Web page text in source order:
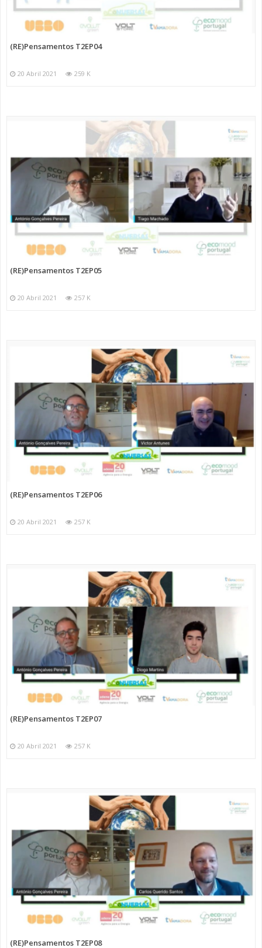
(RE)Pensamentos T2EP04
20 Abril 2021 259 K
(RE)Pensamentos T2EP05
20 Abril 2021 257 K
(RE)Pensamentos T2EP06
20 Abril 2021 257 K
(RE)Pensamentos T2EP07
20 Abril 2021 257 K
(RE)Pensamentos T2EP08